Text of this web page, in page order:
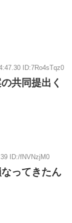
ID:7Ro4sTqz0
共同提出く
ID:/fNVNzjM0
ってきたん